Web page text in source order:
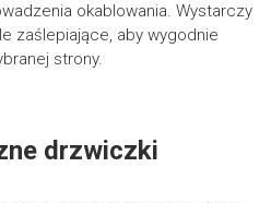
okablowania. Wystarczy
zaślepiające, aby wygodnie
strony.
drzwiczki